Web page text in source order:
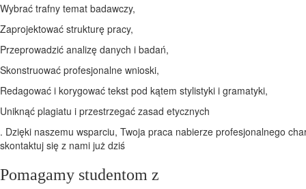
Wybrać trafny temat badawczy,
Zaprojektować strukturę pracy,
Przeprowadzić analizę danych i badań,
Skonstruować profesjonalne wnioski,
Redagować i korygować tekst pod kątem stylistyki i gramatyki,
Uniknąć plagiatu i przestrzegać zasad etycznych
. Dzięki naszemu wsparciu, Twoja praca nabierze profesjonalnego
skontaktuj się z nami już dziś
Pomagamy studentom z